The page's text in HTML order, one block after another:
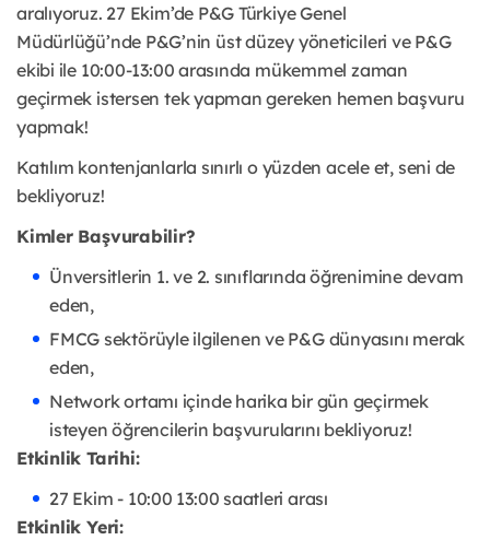
aralıyoruz. 27 Ekim’de P&G Türkiye Genel
Müdürlüğü’nde P&G’nin üst düzey yöneticileri ve P&G
ekibi ile 10:00-13:00 arasında mükemmel zaman
geçirmek istersen tek yapman gereken hemen başvuru
yapmak!
Katılım kontenjanlarla sınırlı o yüzden acele et, seni de
bekliyoruz!
Kimler Başvurabilir?
Ünversitlerin 1. ve 2. sınıflarında öğrenimine devam
eden,
FMCG sektörüyle ilgilenen ve P&G dünyasını merak
eden,
Network ortamı içinde harika bir gün geçirmek
isteyen öğrencilerin başvurularını bekliyoruz!
Etkinlik Tarihi:
27 Ekim - 10:00 13:00 saatleri arası
Etkinlik Yeri: